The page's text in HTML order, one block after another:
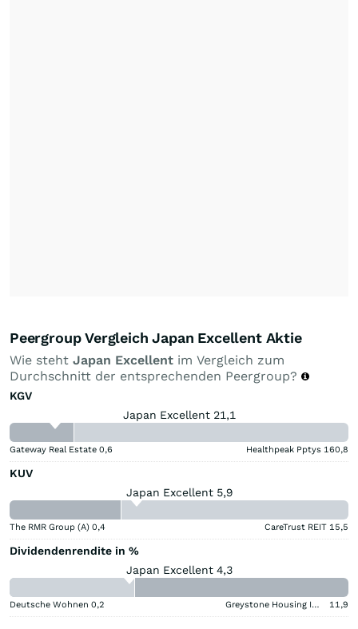
Peergroup Vergleich Japan Excellent Aktie
Wie steht Japan Excellent im Vergleich zum
Durchschnitt der entsprechenden Peergroup?
KGV
Japan Excellent 21,1
Gateway Real Estate 0,6 Healthpeak Pptys 160,8
KUV
Japan Excellent 5,9
The RMR Group (A) 0,4 CareTrust REIT 15,5
Dividendenrendite in %
Japan Excellent 4,3
Deutsche Wohnen 0,2 Greystone Housing Impact Investors LP Benef Unit Cert 11,9